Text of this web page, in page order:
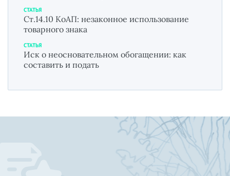
СТАТЬЯ
Ст.14.10 КоАП: незаконное использование
товарного знака
СТАТЬЯ
Иск о неосновательном обогащении: как
составить и подать